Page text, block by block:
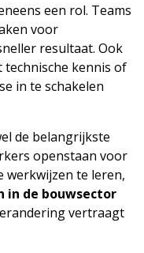
een rol. Teams
voor
resultaat. Ook
technische kennis of
in te schakelen
de belangrijkste
openstaan voor
werkwijzen te leren,
in de bouwsector
vertraagt